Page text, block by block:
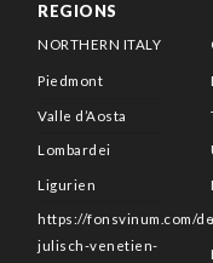
REGIONS
NORTHERN ITALY
Piedmont
Valle d’Aosta
Lombardei
Ligurien
https://fonsvinum.com/
julisch-venetien-